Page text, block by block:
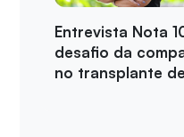
Entrevista Nota
desafio da
no transplante